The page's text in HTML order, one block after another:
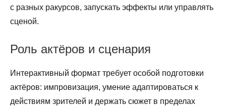
с разных ракурсов, запускать эффекты или управлять
сценой.
Роль актёров и сценария
Интерактивный формат требует особой подготовки
актёров: импровизация, умение адаптироваться к
действиям зрителей и держать сюжет в пределах